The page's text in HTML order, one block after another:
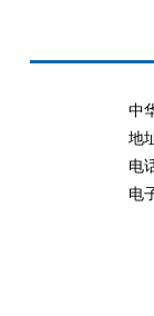
中
地
电
电